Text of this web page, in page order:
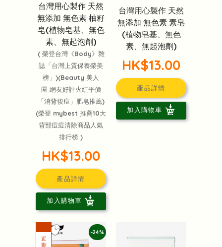
台灣用心製作 天然
無添加 無色素 柚籽
皂(植物皂基、無色
素、無起泡劑)
( 榮登台灣《Body》雜
誌「台灣上質保養榮美
榜」)(Beauty 美人
圈 網友好評火紅平價
「消背後痘」肥皂推薦)
(榮登 mybest 推薦10大
背部痘痘清除商品人氣
排行榜 )
HK$13.00
產品詳情
加入購物車
台灣用心製作 天然
無添加 無色素 素皂
(植物皂基、無色
素、無起泡劑)
HK$13.00
產品詳情
加入購物車
-24%